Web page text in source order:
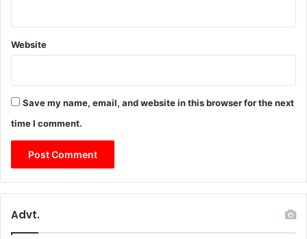
Website
Save my name, email, and website in this browser for the next
time I comment.
Advt.